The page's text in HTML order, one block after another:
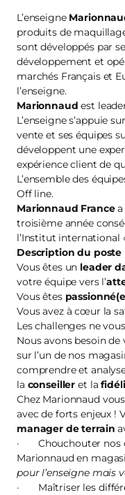
L’enseigne
produits de
sont développés par
développement et
marchés Français et
l’enseigne.
Marionnaud est
L’enseigne s’appuie
vente et ses équipes
développent une
expérience client de
L’ensemble des
Off line.
Marionnaud Francea
troisième année
l’Institut international
Description du poste
Vous êtes un leader
votre équipe vers l’
Vous êtes
Vous avez à cœur la
Les challenges ne
Nous avons besoin
sur l’un de nos
comprendre et
la conseilleret la
Chez Marionnaud
avec de forts enjeux !
manager de terrain
· Chouchouter nos
Marionnaud en
pour l’enseigne mais
· Maîtriser les